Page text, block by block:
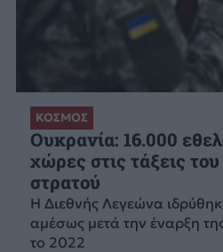
ΚΟΣΜΟΣ
Ουκρανία: 16.000
χώρες στις τάξεις
στρατού
Η Διεθνής Λεγεώνα
αμέσως μετά την έναρξη
το 2022